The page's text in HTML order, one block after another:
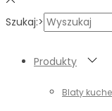
Szukaj:>
Produkty
Blaty